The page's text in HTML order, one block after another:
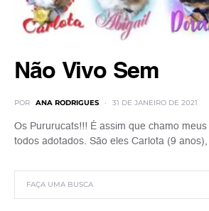
Não Vivo Sem
POR ANA RODRIGUES 31 DE JANEIRO DE 2021
Os Pururucats!!! É assim que chamo meus
todos adotados. São eles Carlota (9